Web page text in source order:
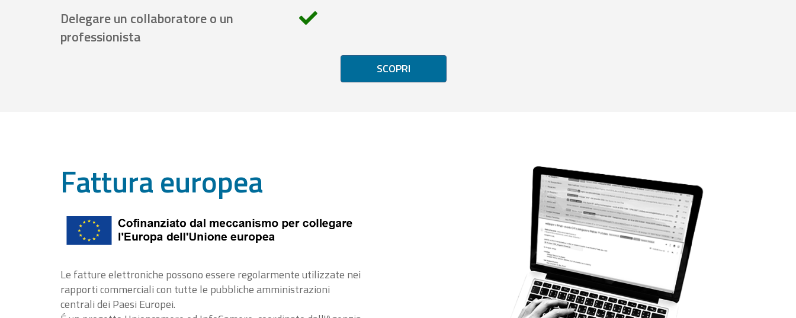
Delegare un collaboratore o un
professionista
SCOPRI
Fattura europea
Le fatture elettroniche possono essere regolarmente utilizzate nei
rapporti commerciali con tutte le pubbliche amministrazioni
centrali dei Paesi Europei.